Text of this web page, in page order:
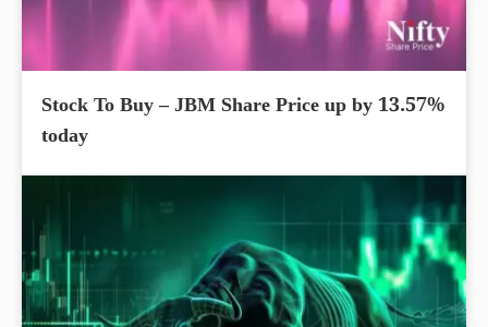
Stock To Buy – JBM Share Price up by 13.57%
today